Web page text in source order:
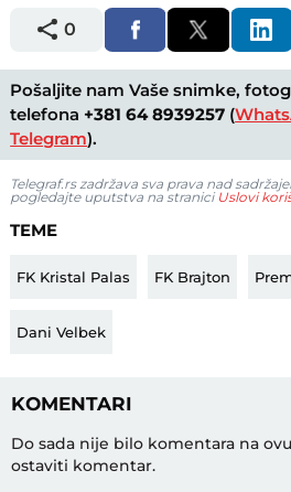
0
Pošaljite nam Vaše snimke,
telefona +381 64 8939257 (
Telegram).
Telegraf.rs zadržava sva prava nad
pogledajte uputstva na stranici Uslovi
TEME
FK Kristal Palas FK Brajton
Dani Velbek
KOMENTARI
Do sada nije bilo komentara na
ostaviti komentar.